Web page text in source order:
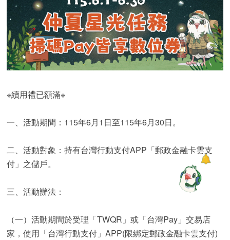
※續用禮已額滿※
一、活動期間：115年6月1日至115年6月30日。
二、活動對象：持有台灣行動支付APP「郵政金融卡雲支
付」之儲戶。
三、活動辦法：
（一）活動期間於受理「TWQR」或「台灣Pay」交易店
家，使用「台灣行動支付」APP(限綁定郵政金融卡雲支付)